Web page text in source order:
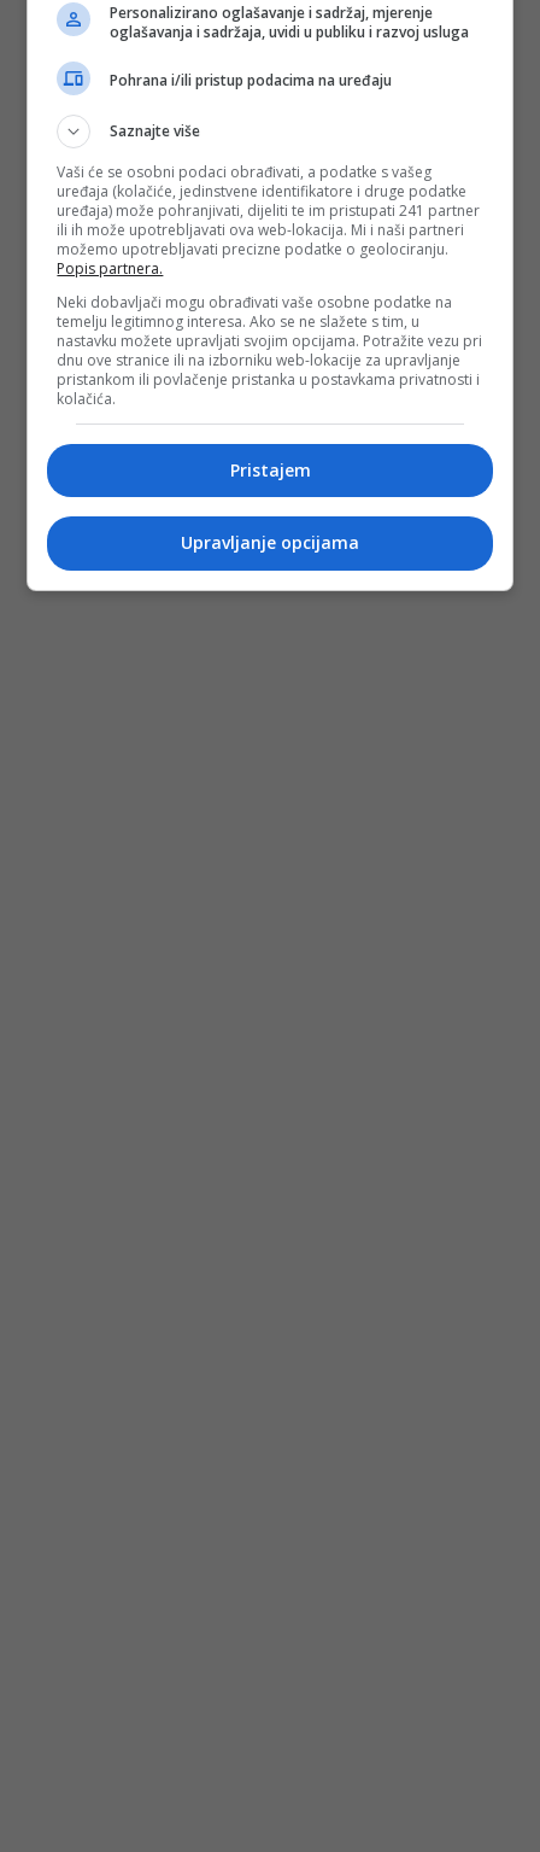
Personalizirano oglašavanje i sadržaj, mjerenje
oglašavanja i sadržaja, uvidi u publiku i razvoj usluga
Pohrana i/ili pristup podacima na uređaju
Saznajte više
Vaši će se osobni podaci obrađivati, a podatke s vašeg
uređaja (kolačiće, jedinstvene identifikatore i druge podatke
uređaja) može pohranjivati, dijeliti te im pristupati 241 partner
ili ih može upotrebljavati ova web-lokacija. Mi i naši partneri
možemo upotrebljavati precizne podatke o geolociranju.
Popis partnera.
Neki dobavljači mogu obrađivati vaše osobne podatke na
temelju legitimnog interesa. Ako se ne slažete s tim, u
nastavku možete upravljati svojim opcijama. Potražite vezu pri
dnu ove stranice ili na izborniku web-lokacije za upravljanje
pristankom ili povlačenje pristanka u postavkama privatnosti i
kolačića.
Pristajem
Upravljanje opcijama